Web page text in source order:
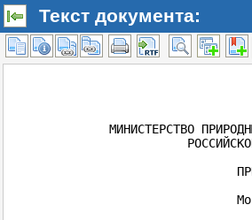
Текст документа: